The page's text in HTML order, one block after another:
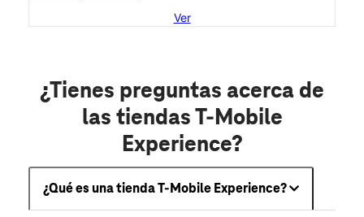
Ver
¿Tienes preguntas acerca de
las tiendas T-Mobile
Experience?
¿Qué es una tienda T-Mobile Experience?